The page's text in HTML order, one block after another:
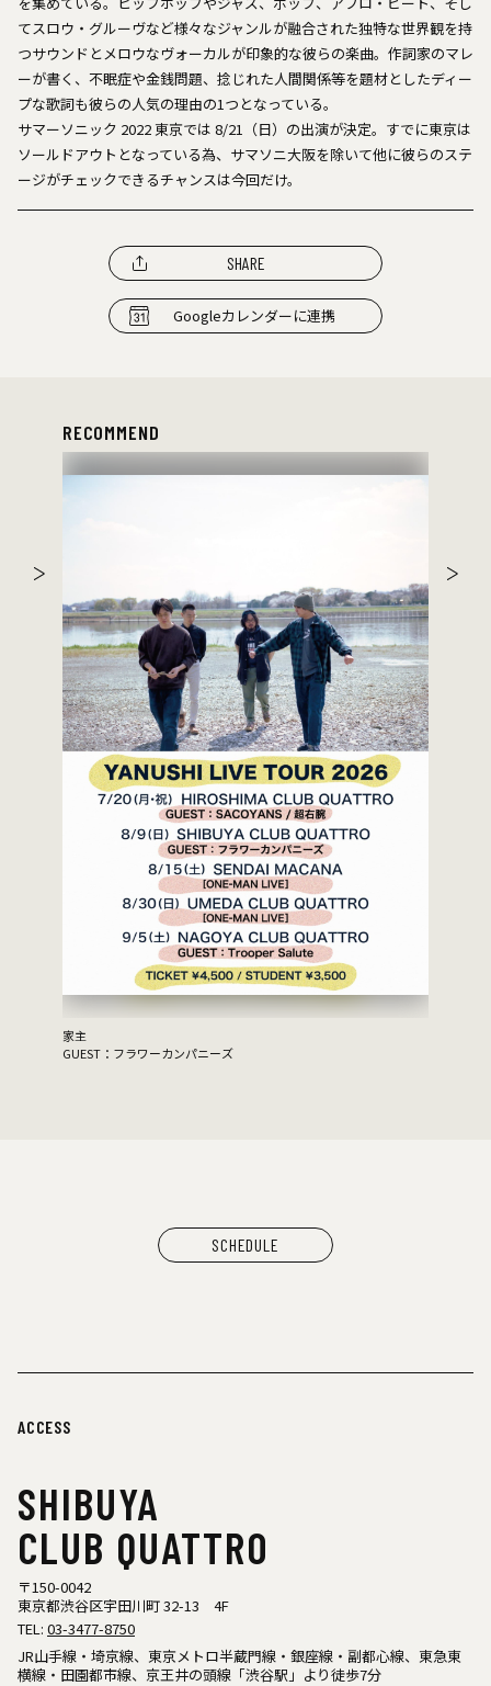
てスロウ・グルーヴなど様々なジャンルが融合された独特な世界観を持
つサウンドとメロウなヴォーカルが印象的な彼らの楽曲。作詞家のマレ
ーが書く、不眠症や金銭問題、捻じれた人間関係等を題材としたディー
プな歌詞も彼らの人気の理由の1つとなっている。
サマーソニック 2022 東京では 8/21（日）の出演が決定。すでに東京は
ソールドアウトとなっている為、サマソニ大阪を除いて他に彼らのステ
ージがチェックできるチャンスは今回だけ。
SHARE
Googleカレンダーに連携
RECOMMEND
家主
GUEST：フラワーカンパニーズ
SCHEDULE
ACCESS
SHIBUYA
CLUB QUATTRO
〒150-0042
東京都渋谷区宇田川町 32-13 4F
TEL: 03-3477-8750
JR山手線・埼京線、東京メトロ半蔵門線・銀座線・副都心線、東急東
横線・田園都市線、京王井の頭線「渋谷駅」より徒歩7分